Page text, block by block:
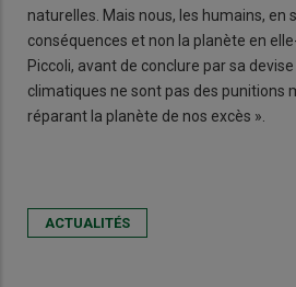
naturelles. Mais nous, les humains, en
conséquences et non la planète en
Piccoli, avant de conclure par sa
climatiques ne sont pas des punitions
réparant la planète de nos excès ».
ACTUALITÉS